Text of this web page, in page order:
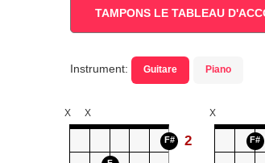
TAMPONS LE TABLEAU
Instrument: Guitare Piano
F#
X X
2 F#
X